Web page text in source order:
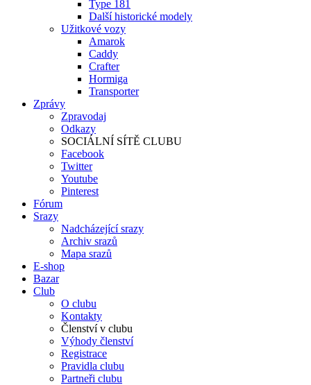
Type 181
Další historické modely
Užitkové vozy
Amarok
Caddy
Crafter
Hormiga
Transporter
Zprávy
Zpravodaj
Odkazy
SOCIÁLNÍ SÍTĚ CLUBU
Facebook
Twitter
Youtube
Pinterest
Fórum
Srazy
Nadcházející srazy
Archiv srazů
Mapa srazů
E-shop
Bazar
Club
O clubu
Kontakty
Členství v clubu
Výhody členství
Registrace
Pravidla clubu
Partneři clubu